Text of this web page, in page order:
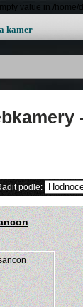
value in /
kamer
podle: